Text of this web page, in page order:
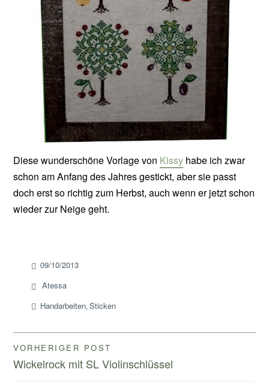
Diese wunderschöne Vorlage von Kissy habe ich zwar
schon am Anfang des Jahres gestickt, aber sie passt
doch erst so richtig zum Herbst, auch wenn er jetzt schon
wieder zur Neige geht.
09/10/2013
Atessa
Handarbeiten ,Sticken
Beitragsnavigation
VORHERIGER POST
Wickelrock mit SL Violinschlüssel